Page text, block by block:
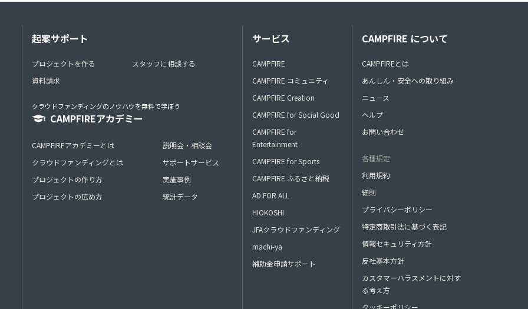
起案サポート
プロジェクトを作る
資料請求
スタッフに相談する
クラウドファンディングのノウハウを無料で学ぼう
CAMPFIREアカデミー
CAMPFIREアカデミーとは
クラウドファンディングとは
プロジェクトの作り方
プロジェクトの広め方
説明会・相談会
サポートサービス
実施事例
統計データ
サービス
CAMPFIRE
CAMPFIRE コミュニティ
CAMPFIRE Creation
CAMPFIRE for Social Good
CAMPFIRE for
Entertainment
CAMPFIRE for Sports
CAMPFIRE ふるさと納税
AD FOR ALL
HIOKOSHI
JFAクラウドファンディング
machi-ya
補助金申請サポート
CAMPFIRE について
CAMPFIREとは
あんしん・安全への取り組み
ニュース
ヘルプ
お問い合わせ
各種規定
利用規約
細則
プライバシーポリシー
特定商取引法に基づく表記
情報セキュリティ方針
反社基本方針
カスタマーハラスメントに対す
る考え方
クッキーポリシー